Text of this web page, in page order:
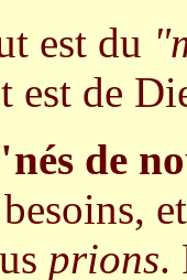
est du
est de
de
prions.